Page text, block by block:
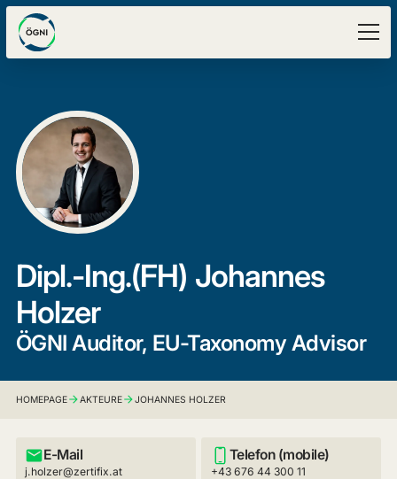
Dipl.-Ing.(FH) Johannes
Holzer
ÖGNI Auditor, EU-Taxonomy Advisor
HOMEPAGE AKTEURE JOHANNES HOLZER
E-Mail
j.holzer@zertifix.at
Telefon (mobile)
+43 676 44 300 11 ‍